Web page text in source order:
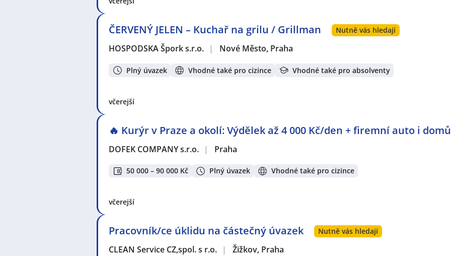
ČERVENÝ JELEN – Kuchař na grilu / Grillman Nutně vás hledají
HOSPODSKA Špork s.r.o. | Nové Město, Praha
Plný úvazek Vhodné také pro cizince Vhodné také pro absolventy
včerejší
🔥 Kurýr v Praze a okolí: Výdělek až 4 000 Kč/den + firemní auto i
DOFEK COMPANY s.r.o. | Praha
50 000 – 90 000 Kč Plný úvazek Vhodné také pro cizince
včerejší
Pracovník/ce úklidu na částečný úvazek Nutně vás hledají
CLEAN Service CZ,spol. s r.o. | Žižkov, Praha